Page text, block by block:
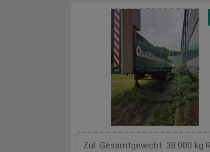
Zul. Gesamtgewicht: 38.000 kg